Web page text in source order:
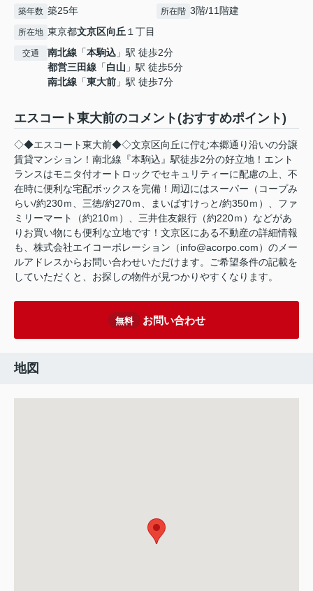
築年数 築25年 所在階 3階/11階建
所在地 東京都文京区向丘１丁目
交通 南北線 「本駒込 」駅 徒歩2分
都営三田線 「白山 」駅 徒歩5分
南北線 「東大前 」駅 徒歩7分
エスコート東大前のコメント(おすすめポイント)
◇◆エスコート東大前◆◇文京区向丘に佇む本郷通り沿いの分譲
賃貸マンション！南北線『本駒込』駅徒歩2分の好立地！エント
ランスはモニタ付オートロックでセキュリティーに配慮の上、不
在時に便利な宅配ボックスを完備！周辺にはスーパー（コープみ
らい/約230ｍ、三徳/約270ｍ、まいばすけっと/約350ｍ）、ファ
ミリーマート（約210ｍ）、三井住友銀行（約220ｍ）などがあ
りお買い物にも便利な立地です！文京区にある不動産の詳細情報
も、株式会社エイコーポレーション（info@acorpo.com）のメー
ルアドレスからお問い合わせいただけます。ご希望条件の記載を
していただくと、お探しの物件が見つかりやすくなります。
無料 お問い合わせ
地図